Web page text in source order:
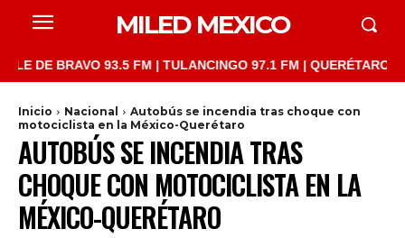
MILED MEXICO
BRAVO 93.5 FM | TULANCINGO 97.1 FM | QUERÉTARO
Inicio Nacional
Autobús se incendia tras choque con
motociclista en la México-Querétaro
AUTOBÚS SE INCENDIA TRAS
CHOQUE CON MOTOCICLISTA EN LA
MÉXICO-QUERÉTARO